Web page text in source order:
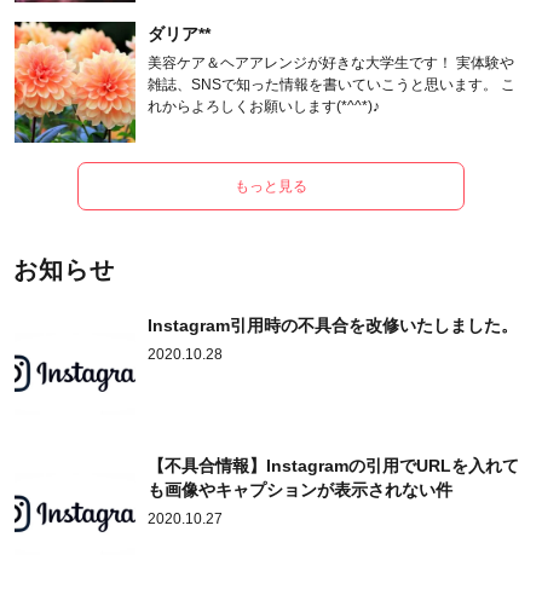
ダリア**
美容ケア＆ヘアアレンジが好きな大学生です！ 実体験や
雑誌、SNSで知った情報を書いていこうと思います。 こ
れからよろしくお願いします(*^^*)♪
もっと見る
お知らせ
Instagram引用時の不具合を改修いたしました。
2020.10.28
【不具合情報】Instagramの引用でURLを入れて
も画像やキャプションが表示されない件
2020.10.27